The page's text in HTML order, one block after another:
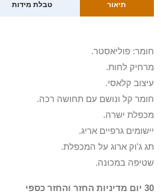
תיאור טבלת מידות
חומר: פוליאסטר.
מרחיק לחות.
עיצוב קלאסי.
חומר קל ונושם עם תחושה רכה.
מכפלת ישרה.
יישומים גרפיים אריג.
תג ג'וק ארוג על המכפלת.
שטיפה במכונה.
30 יום מדיניות החזר והחזר כספי